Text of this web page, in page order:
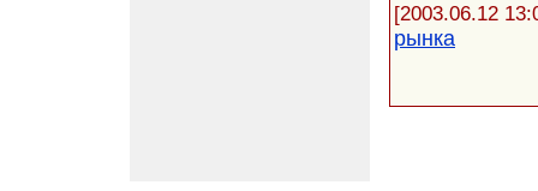
[2003.06.12
рынка